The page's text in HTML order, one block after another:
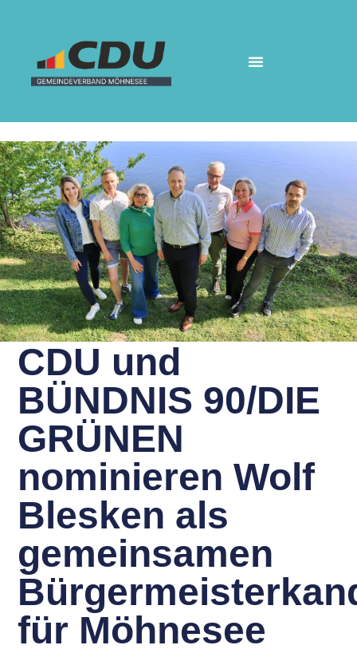
CDU und
BÜNDNIS 90/DIE
GRÜNEN
nominieren Wolf
Blesken als
gemeinsamen
für Möhnesee